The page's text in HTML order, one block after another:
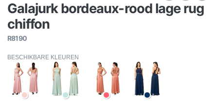
Galajurk bordeaux-rood lage rug
chiffon
R8190
BESCHIKBARE KLEUREN